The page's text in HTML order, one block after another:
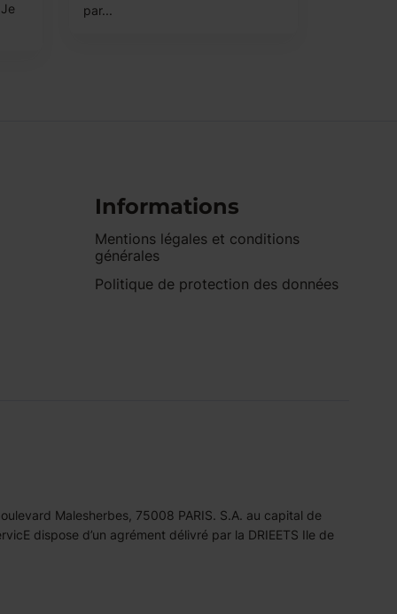
par...
Informations
Mentions légales et conditions
générales
Politique de protection des données
Malesherbes, 75008 PARIS. S.A. au capital de
dispose d’un agrément délivré par la DRIEETS Ile de